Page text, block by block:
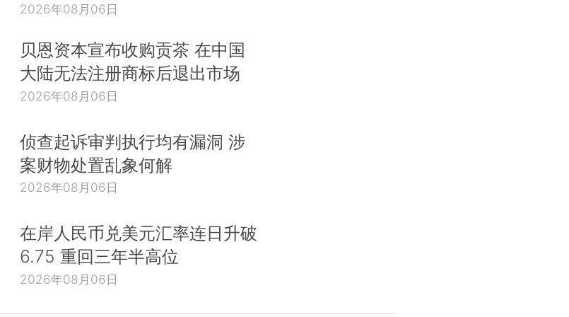
2026年08月06日
贝恩资本宣布收购贡茶 在中国
大陆无法注册商标后退出市场
2026年08月06日
侦查起诉审判执行均有漏洞 涉
案财物处置乱象何解
2026年08月06日
在岸人民币兑美元汇率连日升破
6.75 重回三年半高位
2026年08月06日